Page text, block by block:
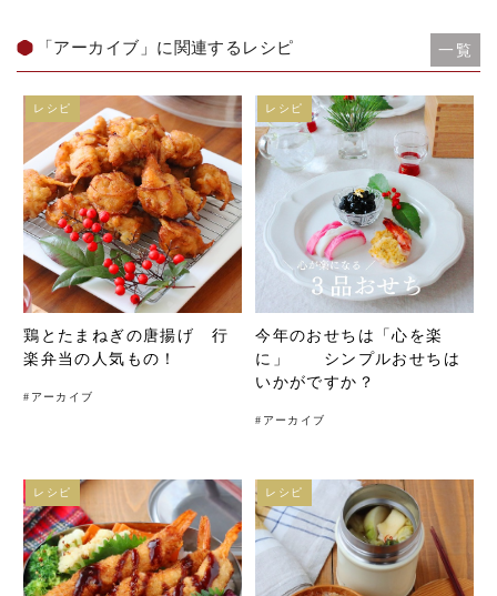
「アーカイブ」に関連するレシピ 一覧
鶏とたまねぎの唐揚げ 行
楽弁当の人気もの！
# アーカイブ
レシピ
今年のおせちは「心を楽
に」 シンプルおせちは
いかがですか？
# アーカイブ
レシピ
レシピ レシピ